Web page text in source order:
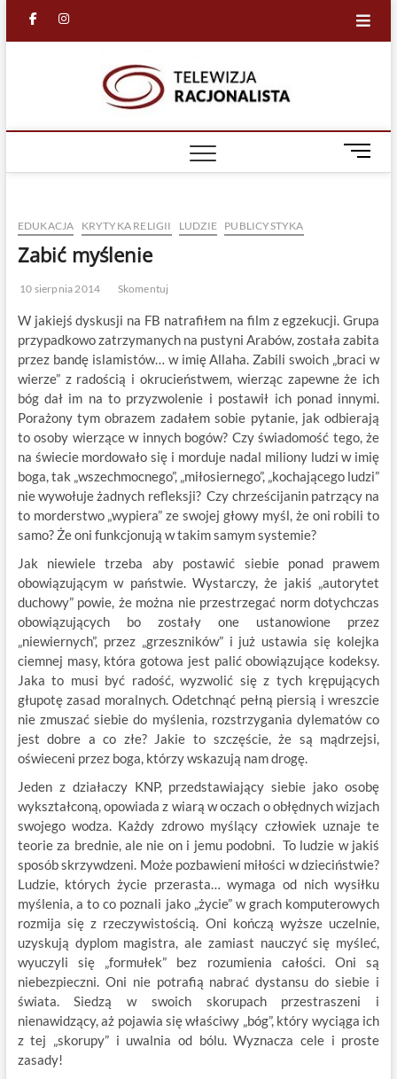
facebook
in
M
e
n
EDUKACJA KRYTYKA RELIGII LUDZIE PUBLICYSTYKA
Zabić myślenie
10 sierpnia 2014 Skomentuj
W jakiejś dyskusji na FB natrafiłem na film z egzekucji. Grupa
przypadkowo zatrzymanych na pustyni Arabów, została zabita
przez bandę islamistów… w imię Allaha. Zabili swoich „braci w
wierze” z radością i okrucieństwem, wierząc zapewne że ich
bóg dał im na to przyzwolenie i postawił ich ponad innymi.
Porażony tym obrazem zadałem sobie pytanie, jak odbierają
to osoby wierzące w innych bogów? Czy świadomość tego, że
na świecie mordowało się i morduje nadal miliony ludzi w imię
boga, tak „wszechmocnego”, „miłosiernego”, „kochającego ludzi”
nie wywołuje żadnych refleksji? Czy chrześcijanin patrzący na
to morderstwo „wypiera” ze swojej głowy myśl, że oni robili to
samo? Że oni funkcjonują w takim samym systemie?
Jak niewiele trzeba aby postawić siebie ponad prawem
obowiązującym w państwie. Wystarczy, że jakiś „autorytet
duchowy” powie, że można nie przestrzegać norm dotychczas
obowiązujących bo zostały one ustanowione przez
„niewiernych”, przez „grzeszników” i już ustawia się kolejka
ciemnej masy, która gotowa jest palić obowiązujące kodeksy.
Jaka to musi być radość, wyzwolić się z tych krępujących
głupotę zasad moralnych. Odetchnąć pełną piersią i wreszcie
nie zmuszać siebie do myślenia, rozstrzygania dylematów co
jest dobre a co złe? Jakie to szczęście, że są mądrzejsi,
oświeceni przez boga, którzy wskazują nam drogę.
Jeden z działaczy KNP, przedstawiający siebie jako osobę
wykształconą, opowiada z wiarą w oczach o obłędnych wizjach
swojego wodza. Każdy zdrowo myślący człowiek uznaje te
teorie za brednie, ale nie on i jemu podobni. To ludzie w jakiś
sposób skrzywdzeni. Może pozbawieni miłości w dzieciństwie?
Ludzie, których życie przerasta… wymaga od nich wysiłku
myślenia, a to co poznali jako „życie” w grach komputerowych
rozmija się z rzeczywistością. Oni kończą wyższe uczelnie,
uzyskują dyplom magistra, ale zamiast nauczyć się myśleć,
wyuczyli się „formułek” bez rozumienia całości. Oni są
niebezpieczni. Oni nie potrafią nabrać dystansu do siebie i
świata. Siedzą w swoich skorupach przestraszeni i
nienawidzący, aż pojawia się właściwy „bóg”, który wyciąga ich
z tej „skorupy” i uwalnia od bólu. Wyznacza cele i proste
zasady!